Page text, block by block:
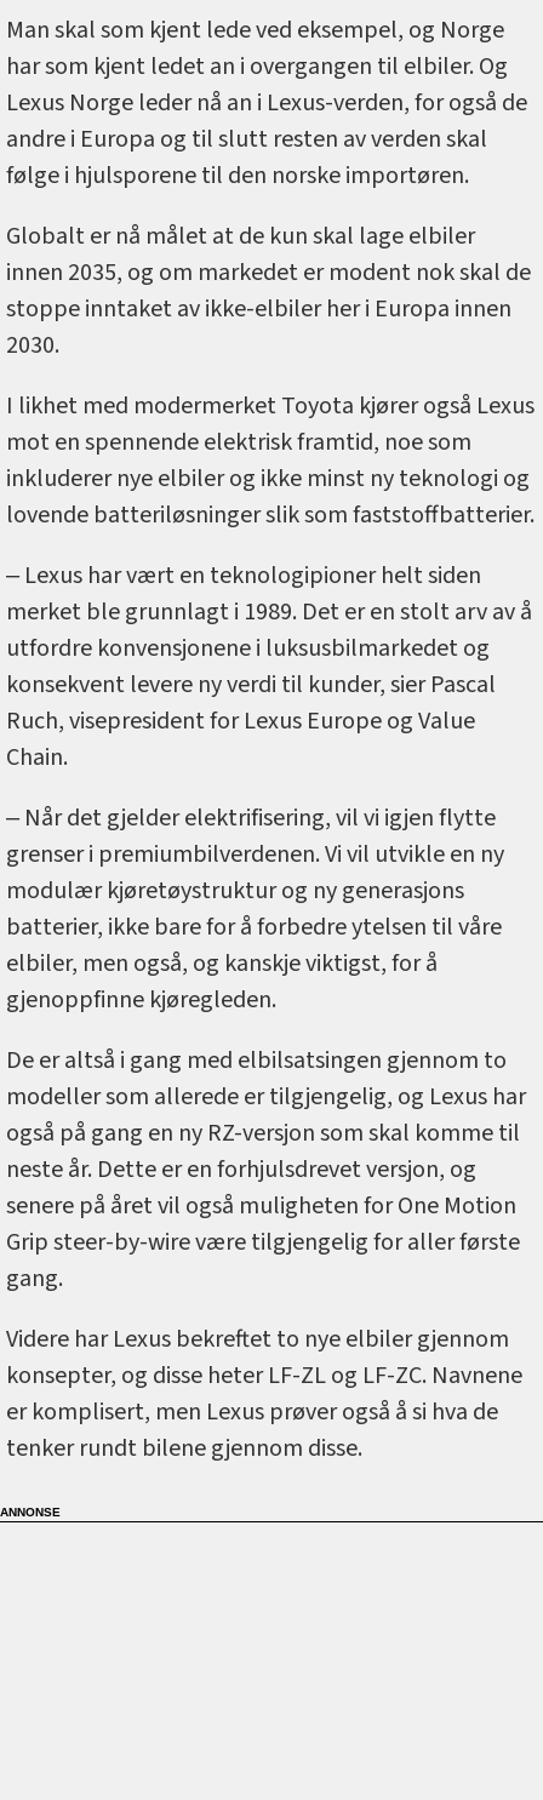
Man skal som kjent lede ved eksempel, og Norge
har som kjent ledet an i overgangen til elbiler. Og
Lexus Norge leder nå an i Lexus-verden, for også de
andre i Europa og til slutt resten av verden skal
følge i hjulsporene til den norske importøren.
Globalt er nå målet at de kun skal lage elbiler
innen 2035, og om markedet er modent nok skal de
stoppe inntaket av ikke-elbiler her i Europa innen
2030.
I likhet med modermerket Toyota kjører også Lexus
mot en spennende elektrisk framtid, noe som
inkluderer nye elbiler og ikke minst ny teknologi og
lovende batteriløsninger slik som faststoffbatterier.
‒ Lexus har vært en teknologipioner helt siden
merket ble grunnlagt i 1989. Det er en stolt arv av å
utfordre konvensjonene i luksusbilmarkedet og
konsekvent levere ny verdi til kunder, sier Pascal
Ruch, visepresident for Lexus Europe og Value
Chain.
‒ Når det gjelder elektrifisering, vil vi igjen flytte
grenser i premiumbilverdenen. Vi vil utvikle en ny
modulær kjøretøystruktur og ny generasjons
batterier, ikke bare for å forbedre ytelsen til våre
elbiler, men også, og kanskje viktigst, for å
gjenoppfinne kjøregleden.
De er altså i gang med elbilsatsingen gjennom to
modeller som allerede er tilgjengelig, og Lexus har
også på gang en ny RZ-versjon som skal komme til
neste år. Dette er en forhjulsdrevet versjon, og
senere på året vil også muligheten for One Motion
Grip steer-by-wire være tilgjengelig for aller første
gang.
Videre har Lexus bekreftet to nye elbiler gjennom
konsepter, og disse heter LF-ZL og LF-ZC. Navnene
er komplisert, men Lexus prøver også å si hva de
tenker rundt bilene gjennom disse.